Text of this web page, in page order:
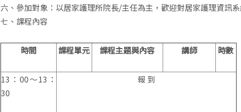
六、參加對象：以居家護理所院長/主任為主，歡迎對居家護理資訊
七、課程內容
時間 課程單元 課程主題與內容 講師 時數
13：00〜13：
30
報 到